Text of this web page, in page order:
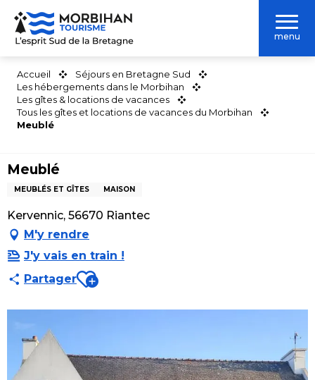
Aller
contenu
menu
Accueil
Séjours en Bretagne Sud
Les hébergements dans le Morbihan
Les gîtes & locations de vacances
Tous les gîtes et locations de vacances du Morbihan
Meublé
Meublé
MEUBLÉS ET GÎTES MAISON
Kervennic, 56670 Riantec
M'y rendre
J'y vais en train !
PartagerAjouter aux favoris